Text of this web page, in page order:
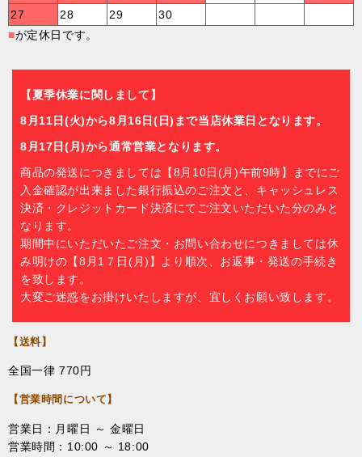
27
28 29
30
■が定休日です。
【夏季休業に関しまして】
8月11日(火)から8月16日(日)まで当店休業日となります。
8月17日(月)から通常営業となります。
商品の発送につきましては【8月10日(月)午前9時】までにご
入金確認が出来ました銀行振込のご注文と、キャッシュレス
決済・クレジットカード決済にてご注文いただいた分のみと
なります。
期間中にいただいたご注文・お問い合わせにつきましては休
み明けの【8月1７日(月)】より順次、お返事・発送の手続き
を致します。
大変ご迷惑をお掛けいたしますが、宜しくお願い致します。
【送料】
全国一律 770円
【営業時間について】
営業日：月曜日 ～ 金曜日
営業時間：10:00 ～ 18:00